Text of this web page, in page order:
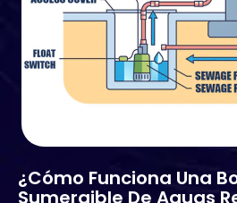
¿Cómo Funciona Una
Sumergible De Aguas